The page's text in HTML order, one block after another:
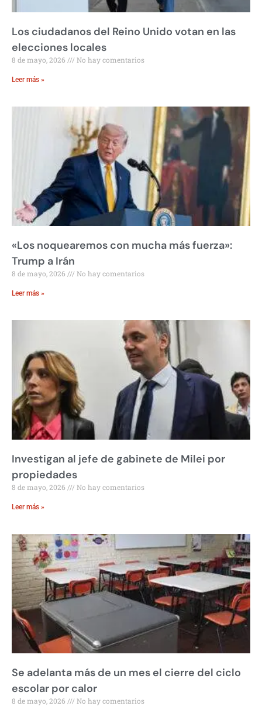
Los ciudadanos del Reino Unido votan en las
elecciones locales
8 de mayo, 2026 No hay comentarios
Leer más »
«Los noquearemos con mucha más fuerza»:
Trump a Irán
8 de mayo, 2026 No hay comentarios
Leer más »
Investigan al jefe de gabinete de Milei por
propiedades
8 de mayo, 2026 No hay comentarios
Leer más »
Se adelanta más de un mes el cierre del ciclo
escolar por calor
8 de mayo, 2026 No hay comentarios